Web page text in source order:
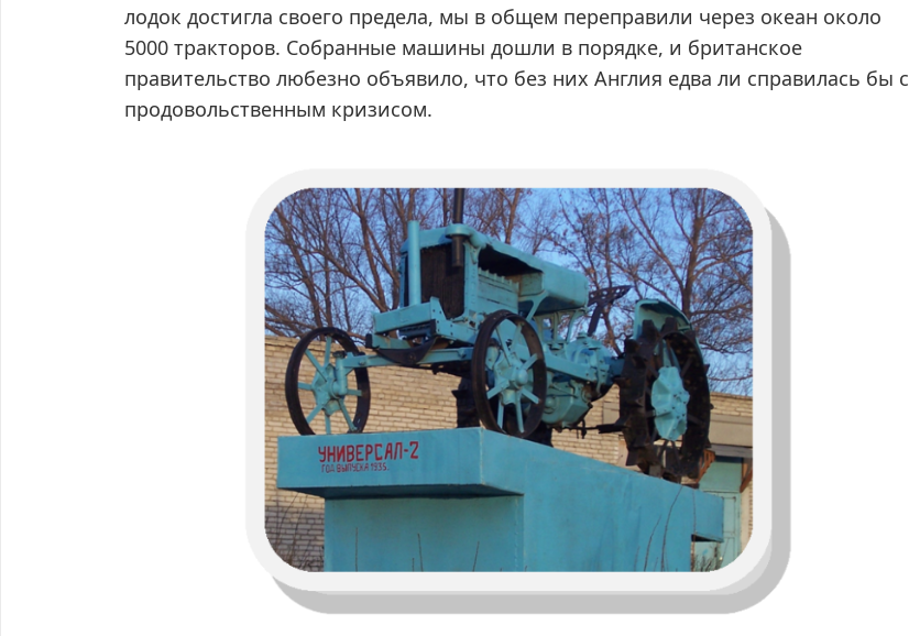
лодок достигла своего предела, мы в общем переправили через океан около
5000 тракторов. Собранные машины дошли в порядке, и британское
правительство любезно объявило, что без них Англия едва ли справилась бы с
продовольственным кризисом.